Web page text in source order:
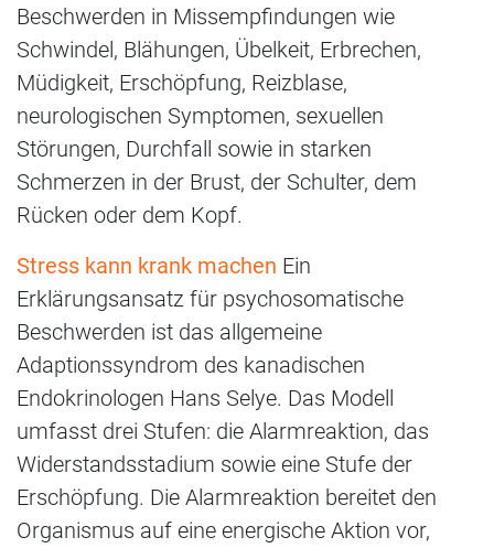
Beschwerden in Missempfindungen wie
Schwindel, Blähungen, Übelkeit, Erbrechen,
Müdigkeit, Erschöpfung, Reizblase,
neurologischen Symptomen, sexuellen
Störungen, Durchfall sowie in starken
Schmerzen in der Brust, der Schulter, dem
Rücken oder dem Kopf.
Stress kann krank machen Ein
Erklärungsansatz für psychosomatische
Beschwerden ist das allgemeine
Adaptionssyndrom des kanadischen
Endokrinologen Hans Selye. Das Modell
umfasst drei Stufen: die Alarmreaktion, das
Widerstandsstadium sowie eine Stufe der
Erschöpfung. Die Alarmreaktion bereitet den
Organismus auf eine energische Aktion vor,